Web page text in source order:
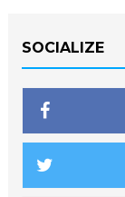
SOCIALIZE